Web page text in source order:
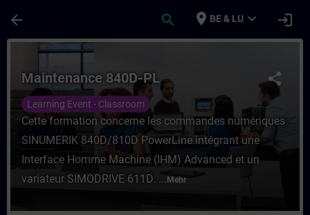
arrow_back search place BE & LU expand_more login
Kurs - Maintenance 840D-PL - Training -
share
Maintenance 840D-PL
Learning Event - Classroom
Cette formation concerne les commandes numériques
SINUMERIK 840D/810D PowerLine intégrant une
Interface Homme Machine (IHM) Advanced et un
variateur SIMODRIVE 611D. ... Mehr